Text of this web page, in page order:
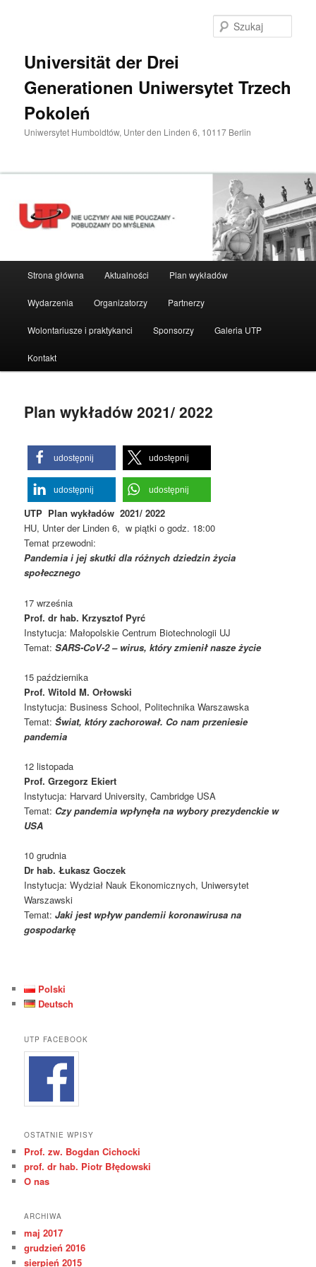
Universität der Drei
Generationen Uniwersytet Trzech
Pokoleń
Uniwersytet Humboldtów, Unter den Linden 6, 10117 Berlin
Strona główna Aktualności Plan wykładów
Wydarzenia Organizatorzy Partnerzy
Wolontariusze i praktykanci Sponsorzy Galeria UTP
Kontakt
Plan wykładów 2021/ 2022
udostępnij udostępnij
udostępnij udostępnij
UTP Plan wykładów 2021/ 2022
HU, Unter der Linden 6, w piątki o godz. 18:00
Temat przewodni:
Pandemia i jej skutki dla różnych dziedzin życia
społecznego
17 września
Prof. dr hab. Krzysztof Pyrć
Instytucja: Małopolskie Centrum Biotechnologii UJ
Temat:SARS-CoV-2 – wirus, który zmienił nasze życie
15 października
Prof. Witold M. Orłowski
Instytucja: Business School, Politechnika Warszawska
Temat:Świat, który zachorował. Co nam przeniesie
pandemia
12 listopada
Prof. Grzegorz Ekiert
Instytucja: Harvard University, Cambridge USA
Temat: Czy pandemia wpłynęła na wybory prezydenckie w
USA
10 grudnia
Dr hab. Łukasz Goczek
Instytucja: Wydział Nauk Ekonomicznych, Uniwersytet
Warszawski
Temat:Jaki jest wpływ pandemii koronawirusa na
gospodarkę
Polski
Deutsch
UTP FACEBOOK
OSTATNIE WPISY
Prof. zw. Bogdan Cichocki
prof. dr hab. Piotr Błędowski
O nas
ARCHIWA
maj 2017
grudzień 2016
sierpień 2015